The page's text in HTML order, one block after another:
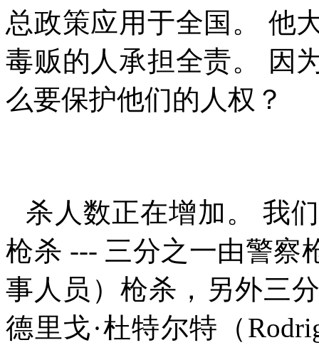
总政策应用于全国。 他
毒贩的人承担全责。 因
么要保护他们的人权？
杀人数正在增加。 我
枪杀 --- 三分之一由警察
事人员）枪杀，另外三
德里戈·杜特尔特（